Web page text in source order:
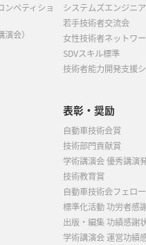
ンペティショ
会）
システムズエンジニ
若手技術者交流会
女性技術者ネットワ
SDVスキル標準
技術者能力開発支援シ
表彰・奨励
自動車技術会賞
技術部門貢献賞
学術講演会 優秀講演
技術教育賞
自動車技術会フェロー
標準化活動 功労者感
出版・編集 功績感謝
学術講演会 運営功績